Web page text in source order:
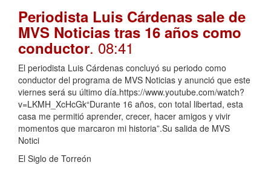
Periodista Luis Cárdenas sale de
MVS Noticias tras 16 años como
conductor. 08:41
El periodista Luis Cárdenas concluyó su periodo como
conductor del programa de MVS Noticias y anunció que este
viernes será su último día.https://www.youtube.com/watch?
v=LKMH_XcHcGk“Durante 16 años, con total libertad, esta
casa me permitió aprender, crecer, hacer amigos y vivir
momentos que marcaron mi historia”.Su salida de MVS
Notici
El Siglo de Torreón